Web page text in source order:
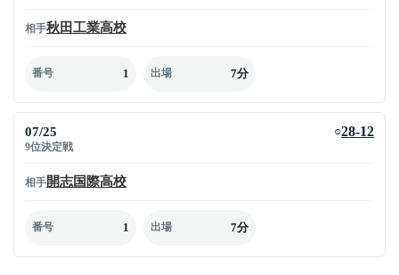
相手秋田工業高校
番号 1 出場 7分
07/25
9位決定戦
○28-12
相手開志国際高校
番号 1 出場 7分